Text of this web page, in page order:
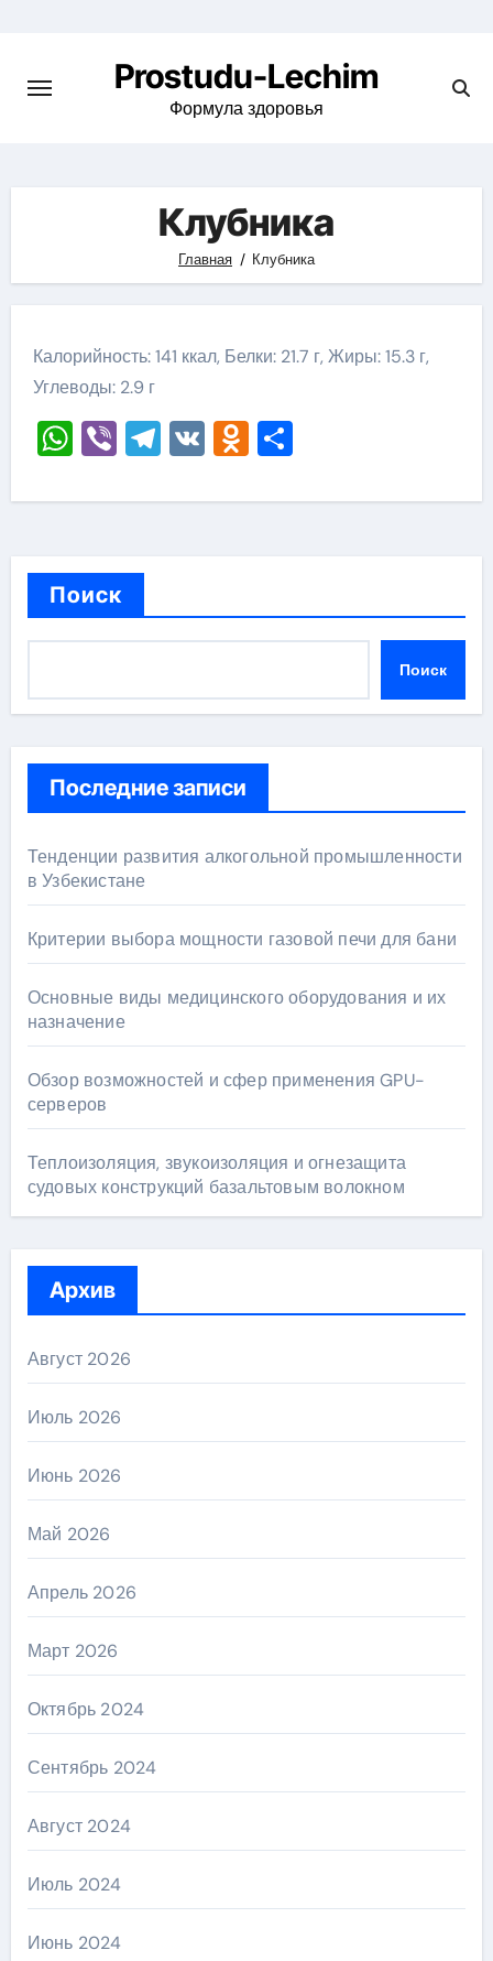
содержимому
Prostudu-Lechim
Формула здоровья
Клубника
Главная Клубника
Калорийность: 141 ккал, Белки: 21.7 г, Жиры: 15.3 г,
Углеводы: 2.9 г
WhatsApp
ViberTelegram
VKOdnoklassniki
Отправить
Поиск
Поиск
Последние записи
Тенденции развития алкогольной промышленности
в Узбекистане
Критерии выбора мощности газовой печи для бани
Основные виды медицинского оборудования и их
назначение
Обзор возможностей и сфер применения GPU-
серверов
Теплоизоляция, звукоизоляция и огнезащита
судовых конструкций базальтовым волокном
Архив
Август 2026
Июль 2026
Июнь 2026
Май 2026
Апрель 2026
Март 2026
Октябрь 2024
Сентябрь 2024
Август 2024
Июль 2024
Июнь 2024